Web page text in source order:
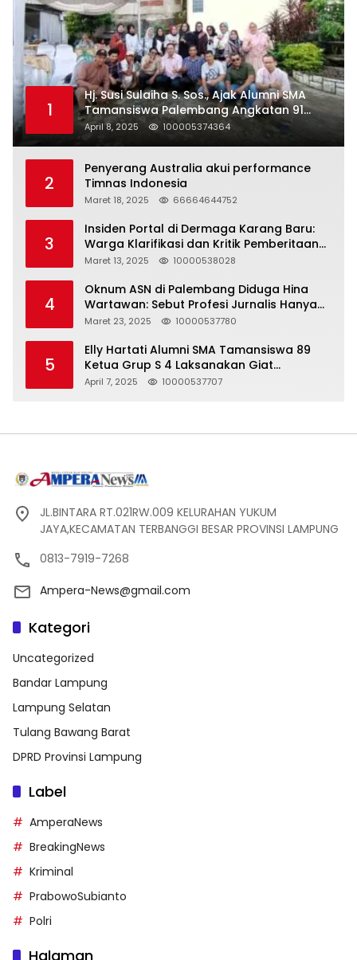
1
Hj. Susi Sulaiha S. Sos., Ajak Alumni SMA
Tamansiswa Palembang Angkatan 91
Halal Bihalal
April 8, 2025 100005374364
2
Penyerang Australia akui performance
Timnas Indonesia
Maret 18, 2025 66664644752
3
Insiden Portal di Dermaga Karang Baru:
Warga Klarifikasi dan Kritik Pemberitaan
yang Tidak Akurat
Maret 13, 2025 10000538028
4
Oknum ASN di Palembang Diduga Hina
Wartawan: Sebut Profesi Jurnalis Hanya
Seharga 2 Liter Bensin, Berujung Dugaan
Maret 23, 2025 10000537780
5
Elly Hartati Alumni SMA Tamansiswa 89
Ketua Grup S 4 Laksanakan Giat
Silaturahmi
April 7, 2025 10000537707
JL.BINTARA RT.021RW.009 KELURAHAN YUKUM
JAYA,KECAMATAN TERBANGGI BESAR PROVINSI LAMPUNG
0813-7919-7268
Ampera-News@gmail.com
Kategori
Uncategorized
Bandar Lampung
Lampung Selatan
Tulang Bawang Barat
DPRD Provinsi Lampung
Label
AmperaNews
BreakingNews
Kriminal
PrabowoSubianto
Polri
Halaman